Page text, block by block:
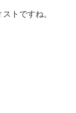
トですね。